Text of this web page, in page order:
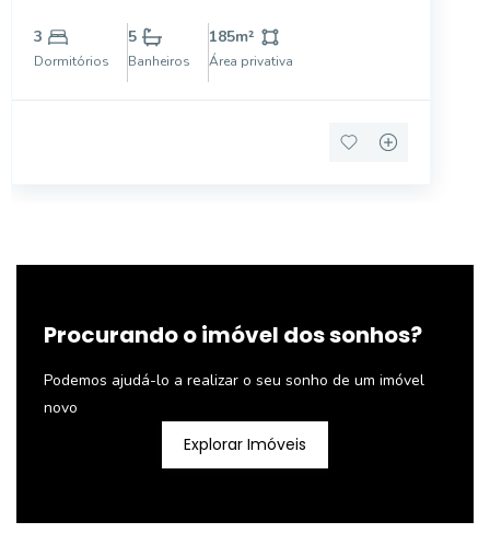
TÁBOAS - LAVABO - COPA/COZINHA - PLANEJADA
- ARMÁRIOS - AR CONDICIONADO - ELEVADOR -
PORTÃO AUTOMÁTICO - AMPLO QUINTA
3
Dormitórios
5
Banheiros
185m²
Área privativa
Procurando o imóvel dos sonhos?
Podemos ajudá-lo a realizar o seu sonho de um imóvel
novo
Explorar Imóveis